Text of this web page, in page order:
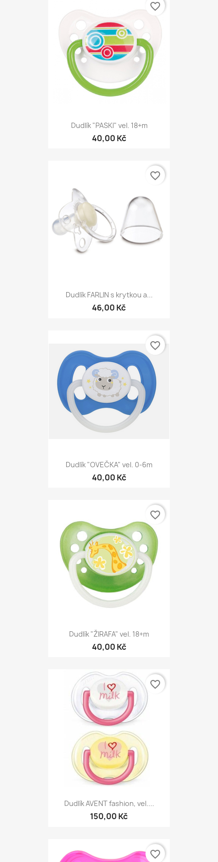
Dudlík "PASKI" vel. 18+m
40,00 Kč
favorite_border
Dudlík FARLIN s krytkou a...
46,00 Kč
favorite_border
Dudlík "OVEČKA" vel. 0-6m
40,00 Kč
favorite_border
Dudlík "ŽIRAFA" vel. 18+m
40,00 Kč
favorite_border
Dudlík AVENT fashion, vel....
150,00 Kč
favorite_border
favorite_border